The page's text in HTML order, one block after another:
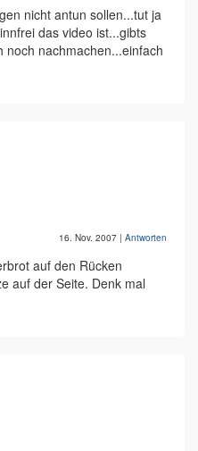
nicht antun sollen...tut ja
das video ist...gibts
noch nachmachen...einfach
16. Nov. 2007 | Antworten
auf den Rücken
auf der Seite. Denk mal